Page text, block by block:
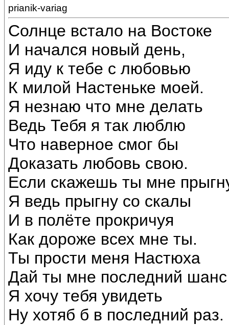
prianik-variag
Солнце встало на Востоке
И начался новый день,
Я иду к тебе с любовью
К милой Настеньке моей.
Я незнаю что мне делать
Ведь Тебя я так люблю
Что наверное смог бы
Доказать любовь свою.
Если скажешь ты мне
Я ведь прыгну со скалы
И в полёте прокричуя
Как дороже всех мне ты.
Ты прости меня Настюха
Дай ты мне последний шанс
Я хочу тебя увидеть
Ну хотяб б в последний раз.